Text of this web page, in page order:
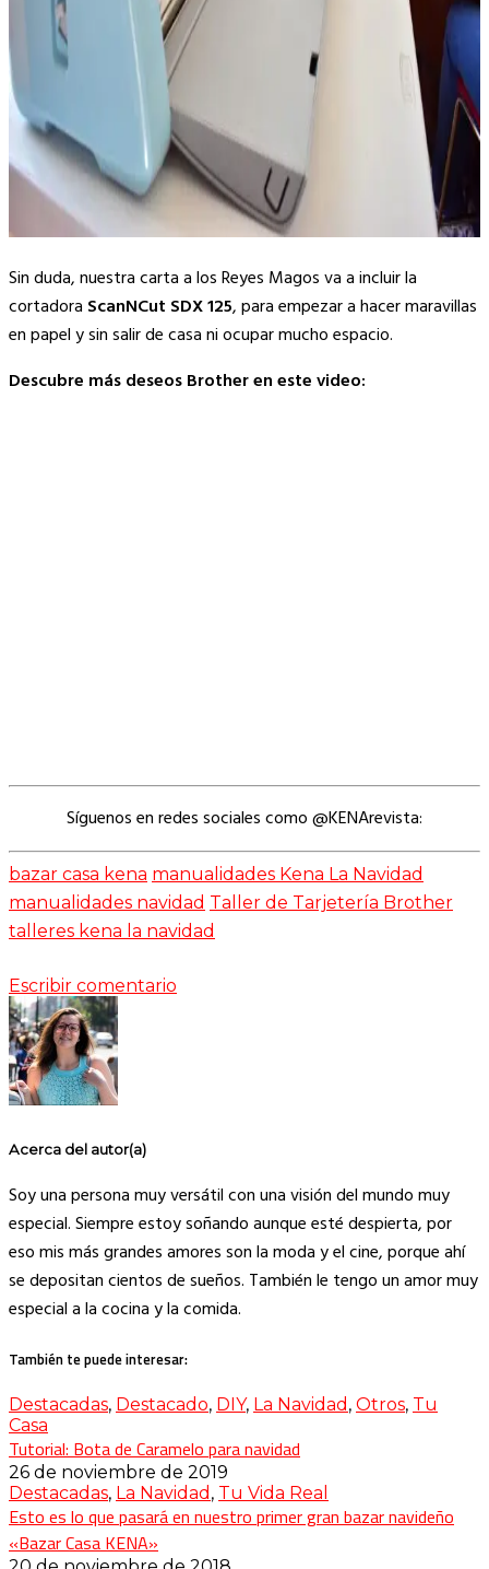
Sin duda, nuestra carta a los Reyes Magos va a incluir la
cortadora ScanNCut SDX 125, para empezar a hacer maravillas
en papel y sin salir de casa ni ocupar mucho espacio.
Descubre más deseos Brother en este video:
Síguenos en redes sociales como @KENArevista:
bazar casa kena manualidades Kena La Navidad
manualidades navidad Taller de Tarjetería Brother
talleres kena la navidad
Escribir comentario
Acerca del autor(a)
Soy una persona muy versátil con una visión del mundo muy
especial. Siempre estoy soñando aunque esté despierta, por
eso mis más grandes amores son la moda y el cine, porque ahí
se depositan cientos de sueños. También le tengo un amor muy
especial a la cocina y la comida.
También te puede interesar:
Destacadas, Destacado, DIY, La Navidad , Otros, Tu
Casa
Tutorial: Bota de Caramelo para navidad
26 de noviembre de 2019
Destacadas, La Navidad , Tu Vida Real
Esto es lo que pasará en nuestro primer gran bazar navideño
«Bazar Casa KENA»